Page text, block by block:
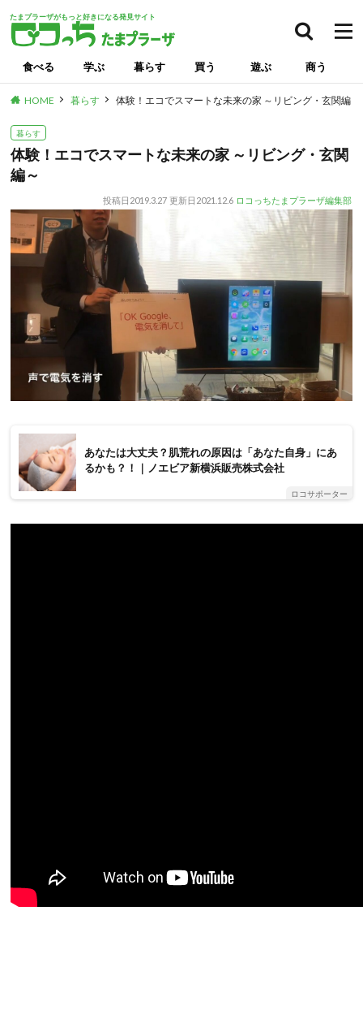
たまプラーザがもっと好きになる発見サイト
食べる 学ぶ 暮らす 買う 遊ぶ 商う
HOME 暮らす 体験！エコでスマートな未来の家 ～リビング・玄関編～
暮らす
体験！エコでスマートな未来の家 ～リビング・玄関
編～
投稿日 2019.3.27 更新日 2021.12.6 ロコっちたまプラーザ編集部
あなたは大丈夫？肌荒れの原因は「あなた自身」にあ
るかも？！｜ノエビア新横浜販売株式会社
ロコサポーター